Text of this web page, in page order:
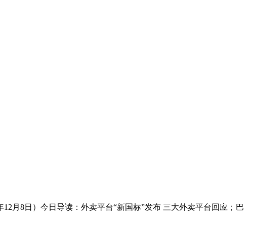
8日）今日导读：外卖平台“新国标”发布 三大外卖平台回应；巴